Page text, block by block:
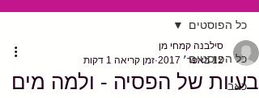
כל הפוסטים
כאב
כל הפוסטים
בעיות של הפסיה - ולמה מים
סילבנה קמחי מן
12 באפר׳ 2017
זמן קריאה 1 דקות